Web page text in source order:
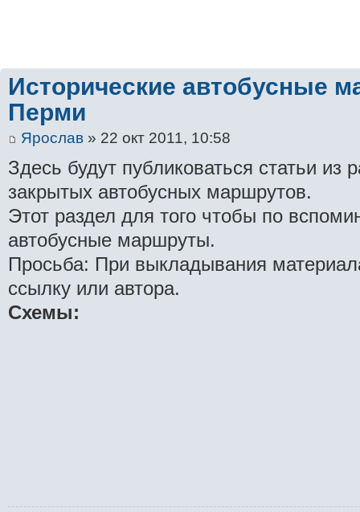
Исторические автобусные
Перми
Ярослав » 22 окт 2011, 10:58
Здесь будут публиковаться статьи из
закрытых автобусных маршрутов.
Этот раздел для того чтобы по
автобусные маршруты.
Просьба: При выкладывания
ссылку или автора.
Схемы: